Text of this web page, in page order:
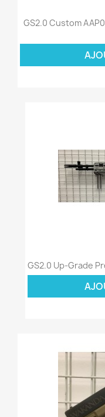
GS2.0 Custom
GS2.0 Up-Grade